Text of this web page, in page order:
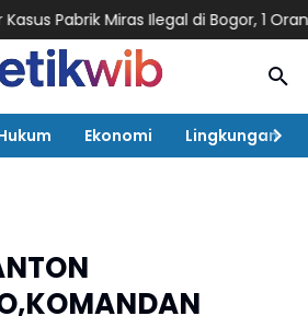
Miras Ilegal di Bogor, 1 Orang
Ekonomi Lingkungan